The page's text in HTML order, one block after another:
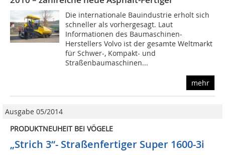
Die internationale Bauindustrie erholt sich
schneller als vorhergesagt. Laut
Informationen des Baumaschinen-
Herstellers Volvo ist der gesamte Weltmarkt
für Schwer-, Kompakt- und
Straßenbaumaschinen...
mehr
Ausgabe 05/2014
PRODUKTNEUHEIT BEI VÖGELE
„Strich 3“- Straßenfertiger Super 1600-3i